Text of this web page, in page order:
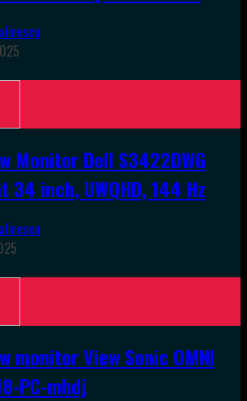
Monitor Dell S3422DWG
34 inch, UWQHD, 144 Hz
monitor View Sonic OMNI
PC-mhdj